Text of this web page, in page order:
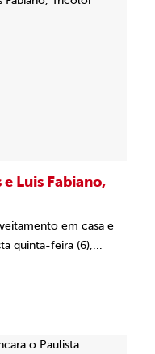
Luis Fabiano,
em casa e
quinta-feira (6),...